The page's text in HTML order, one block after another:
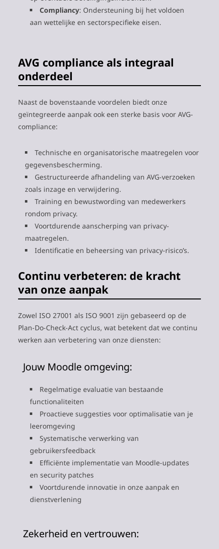
Compliancy: Ondersteuning bij het voldoen
aan wettelijke en sectorspecifieke eisen.
AVG compliance als integraal
onderdeel
Naast de bovenstaande voordelen biedt onze
geïntegreerde aanpak ook een sterke basis voor AVG-
compliance:
Technische en organisatorische maatregelen voor
gegevensbescherming.
Gestructureerde afhandeling van AVG-verzoeken
zoals inzage en verwijdering.
Training en bewustwording van medewerkers
rondom privacy.
Voortdurende aanscherping van privacy-
maatregelen.
Identificatie en beheersing van privacy-risico’s.
Continu verbeteren: de kracht
van onze aanpak
Zowel ISO 27001 als ISO 9001 zijn gebaseerd op de
Plan-Do-Check-Act cyclus, wat betekent dat we continu
werken aan verbetering van onze diensten:
Jouw Moodle omgeving:
Regelmatige evaluatie van bestaande
functionaliteiten
Proactieve suggesties voor optimalisatie van je
leeromgeving
Systematische verwerking van
gebruikersfeedback
Efficiënte implementatie van Moodle-updates
en security patches
Voortdurende innovatie in onze aanpak en
dienstverlening
Zekerheid en vertrouwen: